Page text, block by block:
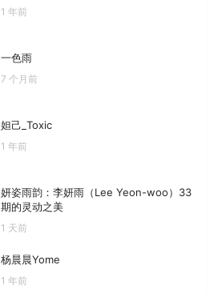
1 年前
一色雨
7 个月前
妲己_Toxic
1 年前
妍姿雨韵：李妍雨（Lee Yeon-woo）33
期的灵动之美
1 天前
杨晨晨Yome
1 年前